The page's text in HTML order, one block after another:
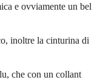
e ovviamente un bel
inoltre la cinturina di
che con un collant